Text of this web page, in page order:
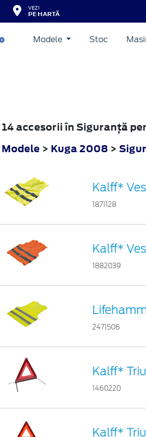
VEZI
PE HARTĂ
Modele Stoc
14 accesorii în Siguranţă
Modele > Kuga 2008 >
Kalff*
1871128
Kalff*
1882039
2471506
Kalff*
1460220
Kalff*